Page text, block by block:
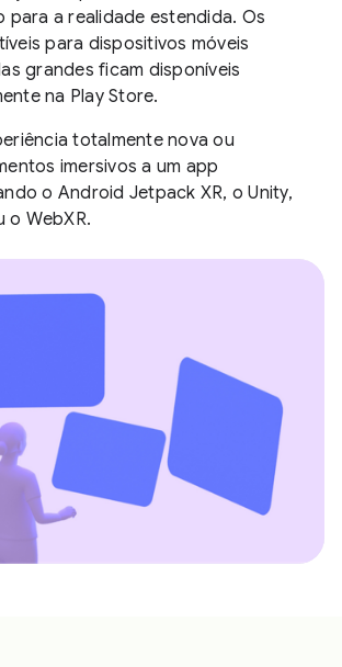
para a realidade estendida. Os
para dispositivos móveis
grandes ficam disponíveis
na Play Store.
totalmente nova ou
imersivos a um app
o Android Jetpack XR, o Unity,
o WebXR.